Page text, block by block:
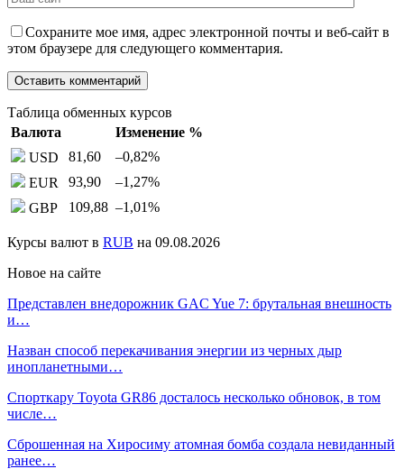
Сохраните мое имя, адрес электронной почты и веб-сайт в
этом браузере для следующего комментария.
Таблица обменных курсов
Валюта
Изменение %
USD
81,60 –0,82%
EUR
93,90 –1,27%
GBP
109,88 –1,01%
Курсы валют в RUB на 09.08.2026
Новое на сайте
Представлен внедорожник GAC Yue 7: брутальная внешность
и…
Назван способ перекачивания энергии из черных дыр
инопланетными…
Спорткару Toyota GR86 досталось несколько обновок, в том
числе…
Сброшенная на Хиросиму атомная бомба создала невиданный
ранее…